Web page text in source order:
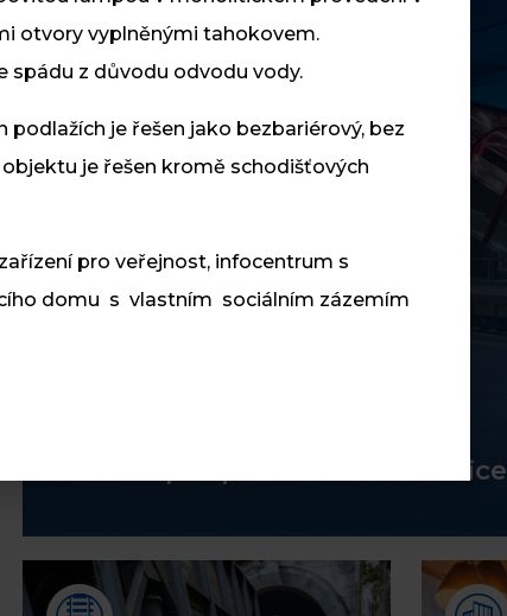
Lávka pro pěší v žst. Pardubice
otvory vyplněnými tahokovem.
spádu z důvodu odvodu vody.
je řešen jako bezbariérový, bez
je řešen kromě schodišťových
pro veřejnost, infocentrum s
domu s vlastním sociálním zázemím